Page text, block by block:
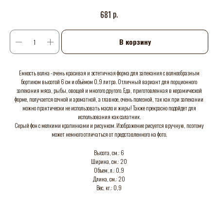
681 р.
В корзину
Емкость волна - очень красивая и эстетичная форма для запекания с волнообразным
бортиком высотой 6 см и объёмом 0,9 литра. Отличный вариант для порционного
запекания мяса, рыбы, овощей и многого другого. Еда, приготовленная в керамической
форме, получается сочной и ароматной, а главное, очень полезной, так как при запекании
можно практически не использовать масло и жиры! Также прекрасно подойдет для
использования как салатник.
Серый фон с мелкими крапинками и рисунком. Изображение рисуется вручную, поэтому
может немного отличаться от представленного на фото.
Высота, см.: 6
Ширина, см.: 20
Объем, л.: 0,9
Длина, см.: 20
Вес, кг.: 0,9